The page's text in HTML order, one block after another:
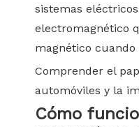
sistemas
electromagnético
magnético
Comprender el
automóviles y la
Cómo